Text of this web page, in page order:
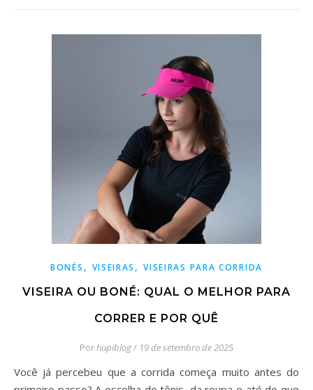
BONÉS , VISEIRAS ,VISEIRAS PARA CORRIDA
VISEIRA OU BONÉ: QUAL O MELHOR PARA
CORRER E POR QUÊ
Porhupiblog/ 19 de setembro de 2025
Você já percebeu que a corrida começa muito antes do